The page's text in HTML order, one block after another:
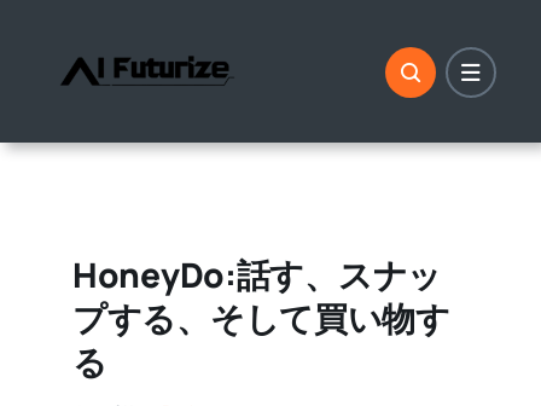
ツ
HoneyDo:話す、スナッ
プする、そして買い物す
る